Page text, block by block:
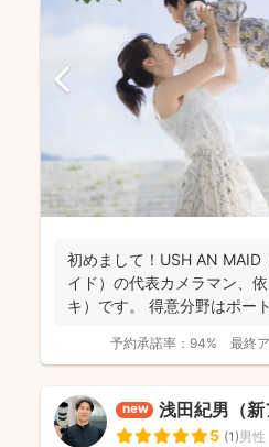
初めまして！USH AN MAID
イド）の代表カメラマン、
キ）です。 得意分野はポー
予約承諾率： 94% 最終
new 浅田紀男（新
5 (1)男性